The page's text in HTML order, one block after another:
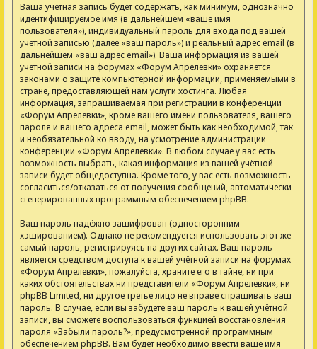
Ваша учётная запись будет содержать, как минимум, однозначно
идентифицируемое имя (в дальнейшем «ваше имя
пользователя»), индивидуальный пароль для входа под вашей
учётной записью (далее «ваш пароль») и реальный адрес email (в
дальнейшем «ваш адрес email»). Ваша информация из вашей
учётной записи на форумах «Форум Апрелевки» охраняется
законами о защите компьютерной информации, применяемыми в
стране, предоставляющей нам услуги хостинга. Любая
информация, запрашиваемая при регистрации в конференции
«Форум Апрелевки», кроме вашего имени пользователя, вашего
пароля и вашего адреса email, может быть как необходимой, так
и необязательной ко вводу, на усмотрение администрации
конференции «Форум Апрелевки». В любом случае у вас есть
возможность выбрать, какая информация из вашей учётной
записи будет общедоступна. Кроме того, у вас есть возможность
согласиться/отказаться от получения сообщений, автоматически
сгенерированных программным обеспечением phpBB.
Ваш пароль надёжно зашифрован (односторонним
хэшированием). Однако не рекомендуется использовать этот же
самый пароль, регистрируясь на других сайтах. Ваш пароль
является средством доступа к вашей учётной записи на форумах
«Форум Апрелевки», пожалуйста, храните его в тайне, ни при
каких обстоятельствах ни представители «Форум Апрелевки», ни
phpBB Limited, ни другое третье лицо не вправе спрашивать ваш
пароль. В случае, если вы забудете ваш пароль к вашей учётной
записи, вы сможете воспользоваться функцией восстановления
пароля «Забыли пароль?», предусмотренной программным
обеспечением phpBB. Вам будет необходимо ввести ваше имя